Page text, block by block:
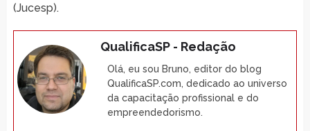
(Jucesp).
QualificaSP - Redação
Olá, eu sou Bruno, editor do blog
QualificaSP.com, dedicado ao universo
da capacitação profissional e do
empreendedorismo.